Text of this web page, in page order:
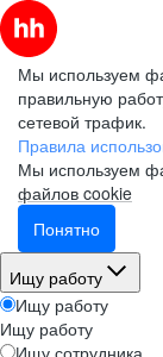
Мы используем
правильную
сетевой трафик.
Правила
Мы используем
файлов cookie
Понятно
Ищу работу
Ищу работу
Ищу работу
Ищу сотрудника